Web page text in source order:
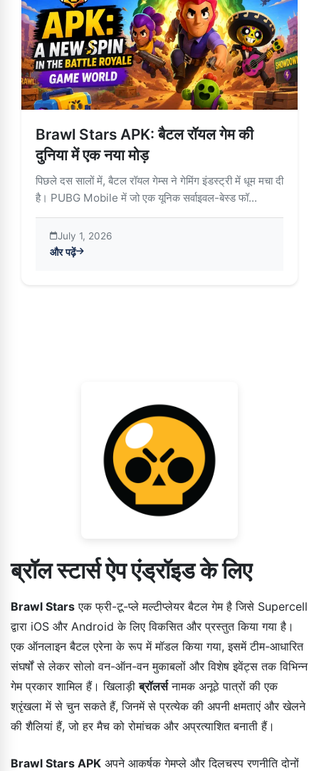
Brawl Stars APK: बैटल रॉयल गेम की
दुनिया में एक नया मोड़
पिछले दस सालों में, बैटल रॉयल गेम्स ने गेमिंग इंडस्ट्री में धूम मचा दी
है। PUBG Mobile में जो एक यूनिक सर्वाइवल-बेस्ड फॉ...
July 1, 2026
और पढ़ें
about Brawl Stars APK: बैटल रॉयल गेम की दुनिया में एक नया मोड़
ब्रॉल स्टार्स ऐप एंड्रॉइड के लिए
Brawl Stars एक फ्री-टू-प्ले मल्टीप्लेयर बैटल गेम है जिसे Supercell
द्वारा iOS और Android के लिए विकसित और प्रस्तुत किया गया है।
एक ऑनलाइन बैटल एरेना के रूप में मॉडल किया गया, इसमें टीम-आधारित
संघर्षों से लेकर सोलो वन-ऑन-वन मुकाबलों और विशेष इवेंट्स तक विभिन्न
गेम प्रकार शामिल हैं। खिलाड़ीब्रॉलर्सनामक अनूठे पात्रों की एक
श्रृंखला में से चुन सकते हैं, जिनमें से प्रत्येक की अपनी क्षमताएं और खेलने
की शैलियां हैं, जो हर मैच को रोमांचक और अप्रत्याशित बनाती हैं।
Brawl Stars APK अपने आकर्षक गेमप्ले और दिलचस्प रणनीति दोनों